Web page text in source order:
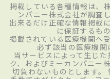
掲載している各種情報は、
ンパニー株式会社が調査
出来るだけ正確な情報掲載
に保証するも
掲載されている医療機関へ
必ず該当の医療機関
当サービスによって生じ
ク、およびミーカンパニー
切負わないものとします。